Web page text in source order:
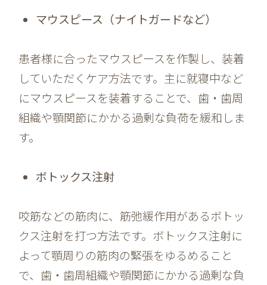
マウスピース（ナイトガードなど）
患者様に合ったマウスピースを作製し、装着
していただくケア方法です。主に就寝中など
にマウスピースを装着することで、歯・歯周
組織や顎関節にかかる過剰な負荷を緩和しま
す。
ボトックス注射
咬筋などの筋肉に、筋弛緩作用があるボトッ
クス注射を打つ方法です。ボトックス注射に
よって顎周りの筋肉の緊張をゆるめること
で、歯・歯周組織や顎関節にかかる過剰な負